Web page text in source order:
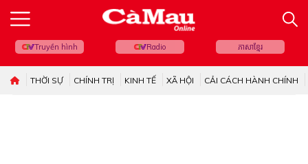
Truyền hình Radio ភាសាខ្មែរ
THỜI SỰ CHÍNH TRỊ KINH TẾ XÃ HỘI CẢI CÁCH HÀNH CHÍNH